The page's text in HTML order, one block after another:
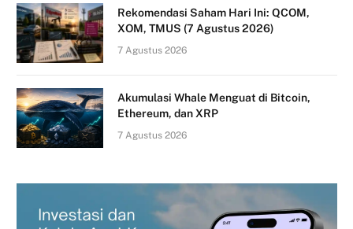
Rekomendasi Saham Hari Ini: QCOM,
XOM, TMUS (7 Agustus 2026)
7 Agustus 2026
Akumulasi Whale Menguat di Bitcoin,
Ethereum, dan XRP
7 Agustus 2026